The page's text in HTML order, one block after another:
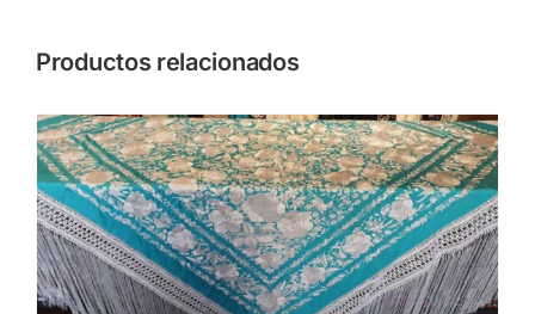
Productos relacionados